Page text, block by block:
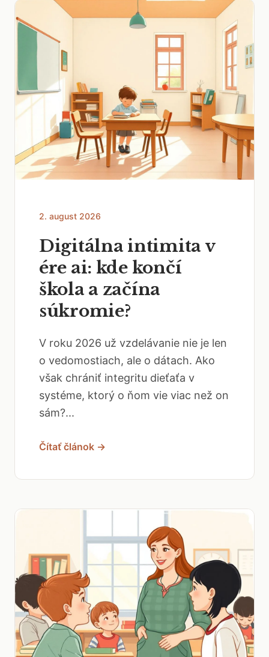
2. august 2026
Digitálna intimita v
ére ai: kde končí
škola a začína
súkromie?
V roku 2026 už vzdelávanie nie je len
o vedomostiach, ale o dátach. Ako
však chrániť integritu dieťaťa v
systéme, ktorý o ňom vie viac než on
sám?...
Čítať článok →